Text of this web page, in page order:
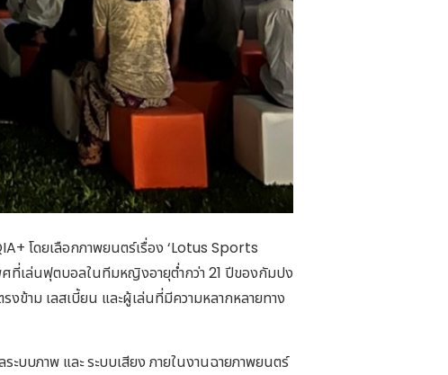
โดยเลือกภาพยนตร์เรื่อง ‘Lotus Sports
ศที่เล่นฟุตบอลในทีมหญิงอายุต่ำกว่า 21 ปีของกัมปง
าม เลสเบี้ยน และผู้เล่นที่มีความหลากหลายทาง
ะบบภาพ และ ระบบเสียง ภายในงานฉายภาพยนตร์